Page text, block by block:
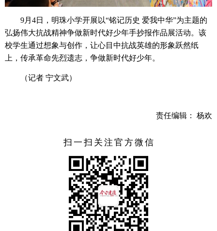
9月4日，明珠小学开展以“铭记历史 爱我中华”为主题的
弘扬伟大抗战精神争做新时代好少年手抄报作品展活动。该
校学生通过想象与创作，让心目中抗战英雄的形象跃然纸
上，传承革命先烈遗志，争做新时代好少年。
（记者 宁文武）
责任编辑： 杨欢
扫一扫关注官方微信